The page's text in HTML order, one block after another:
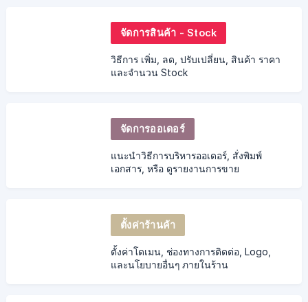
จัดการสินค้า - Stock
วิธีการ เพิ่ม, ลด, ปรับเปลี่ยน, สินค้า ราคา
และจำนวน Stock
จัดการออเดอร์
แนะนำวิธีการบริหารออเดอร์, สั่งพิมพ์
เอกสาร, หรือ ดูรายงานการขาย
ตั้งค่าร้านค้า
ตั้งค่าโดเมน, ช่องทางการติดต่อ, Logo,
และนโยบายอื่นๆ ภายในร้าน